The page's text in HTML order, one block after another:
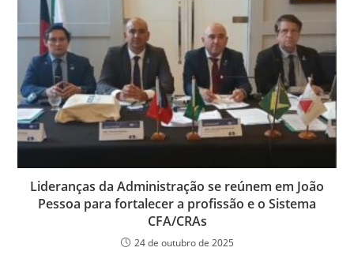
Lideranças da Administração se reúnem em João
Pessoa para fortalecer a profissão e o Sistema
CFA/CRAs
24 de outubro de 2025